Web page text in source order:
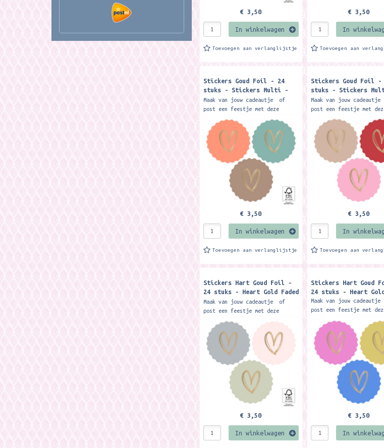
€ 3,50
In winkelwagen
Toevoegen aan verlanglijstje
€ 3,50
In
Toevoegen aan
Stickers Goud Foil - 24
stuks - Stickers Multi -
Heart Gold - Faded
Maak van jouw cadeautje of
post een feestje met deze
stickers met goud folie hart
illustratie.. Een feestje om
uit te pakken! Afmeting:...
€ 3,50
In winkelwagen
Toevoegen aan verlanglijstje
Stickers Goud Foil -
stuks - Stickers
Heart Gold - Pink
Maak van jouw
post een feestje met
stickers met goud folie
illustratie.. Een
uit te pakken!
€ 3,50
In
Toevoegen aan
Stickers Hart Goud Foil -
24 stuks - Heart Gold Faded
Light
Maak van jouw cadeautje of
post een feestje met deze
illustratie.. Combineer met
bijpassend cadeaupapier of
andere...
€ 3,50
In winkelwagen
Stickers Hart Goud
24 stuks - Heart Gold
Maak van jouw
post een feestje met
illustratie.. Combineer
bijpassend cadeaupapier
andere...
€ 3,50
In